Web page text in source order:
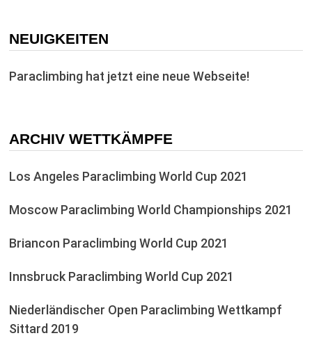
NEUIGKEITEN
Paraclimbing hat jetzt eine neue Webseite!
ARCHIV WETTKÄMPFE
Los Angeles Paraclimbing World Cup 2021
Moscow Paraclimbing World Championships 2021
Briancon Paraclimbing World Cup 2021
Innsbruck Paraclimbing World Cup 2021
Niederländischer Open Paraclimbing Wettkampf
Sittard 2019